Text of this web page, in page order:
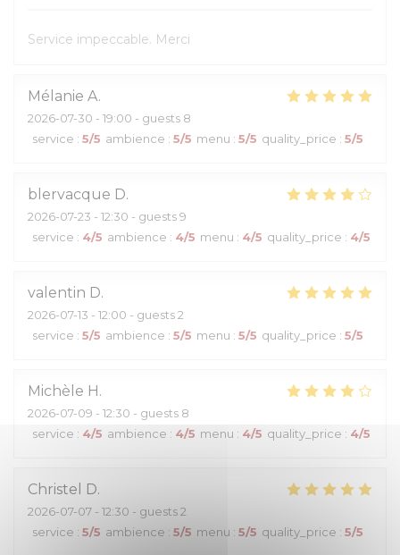
Service impeccable. Merci
Mélanie A
2026-07-30 - 19:00 - guests 8
service : 5/5 ambience : 5/5 menu : 5/5 quality_price : 5/5
blervacque D
2026-07-23 - 12:30 - guests 9
service : 4/5 ambience : 4/5 menu : 4/5 quality_price : 4/5
valentin D
2026-07-13 - 12:00 - guests 2
service : 5/5 ambience : 5/5 menu : 5/5 quality_price : 5/5
Michèle H
2026-07-09 - 12:30 - guests 8
service : 4/5 ambience : 4/5 menu : 4/5 quality_price : 4/5
Christel D
2026-07-07 - 12:30 - guests 2
service : 5/5 ambience : 5/5 menu : 5/5 quality_price : 5/5